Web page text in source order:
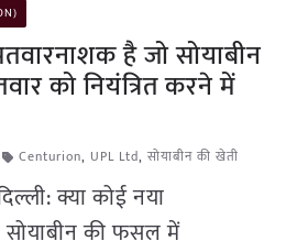
है जो सोयाबीन
को नियंत्रित करने में
Centurion, UPL Ltd, सोयाबीन की खेती
क्या कोई नया